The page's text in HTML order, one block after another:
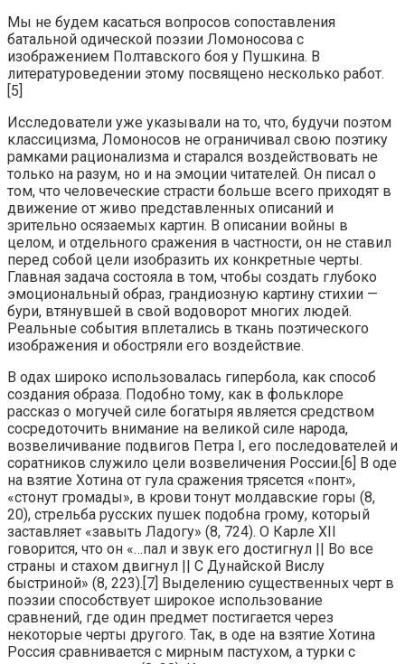
Мы не будем касаться вопросов сопоставления
батальной одической поэзии Ломоносова с
изображением Полтавского боя у Пушкина. В
литературоведении этому посвящено несколько работ.
[5]
Исследователи уже указывали на то, что, будучи поэтом
классицизма, Ломоносов не ограничивал свою поэтику
рамками рационализма и старался воздействовать не
только на разум, но и на эмоции читателей. Он писал о
том, что человеческие страсти больше всего приходят в
движение от живо представленных описаний и
зрительно осязаемых картин. В описании войны в
целом, и отдельного сражения в частности, он не ставил
перед собой цели изобразить их конкретные черты.
Главная задача состояла в том, чтобы создать глубоко
эмоциональный образ, грандиозную картину стихии —
бури, втянувшей в свой водоворот многих людей.
Реальные события вплетались в ткань поэтического
изображения и обостряли его воздействие.
В одах широко использовалась гипербола, как способ
создания образа. Подобно тому, как в фольклоре
рассказ о могучей силе богатыря является средством
сосредоточить внимание на великой силе народа,
возвеличивание подвигов Петра I, его последователей и
соратников служило цели возвеличения России.[6] В оде
на взятие Хотина от гула сражения трясется «понт»,
«стонут громады», в крови тонут молдавские горы (8,
20), стрельба русских пушек подобна грому, который
заставляет «завыть Ладогу» (8, 724). О Карле XII
говорится, что он «…пал и звук его достигнул || Во все
страны и стахом двигнул || С Дунайской Вислу
быстриной» (8, 223).[7] Выделению существенных черт в
поэзии способствует широкое использование
сравнений, где один предмет постигается через
некоторые черты другого. Так, в оде на взятие Хотина
Россия сравнивается с мирным пастухом, а турки с